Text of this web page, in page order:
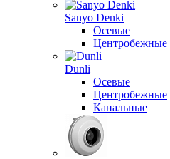
Sanyo Denki
Осевые
Центробежные
Dunli
Осевые
Центробежные
Канальные